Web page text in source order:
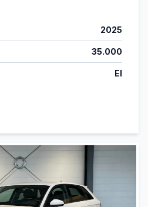
2025
35.000
El